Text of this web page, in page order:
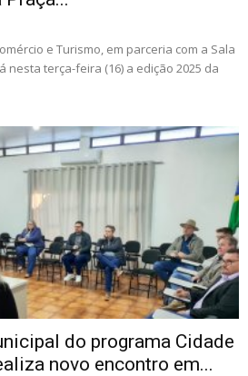
e Turismo, em parceria com a Sala
nesta terça-feira (16) a edição 2025 da
do programa Cidade
novo encontro em...